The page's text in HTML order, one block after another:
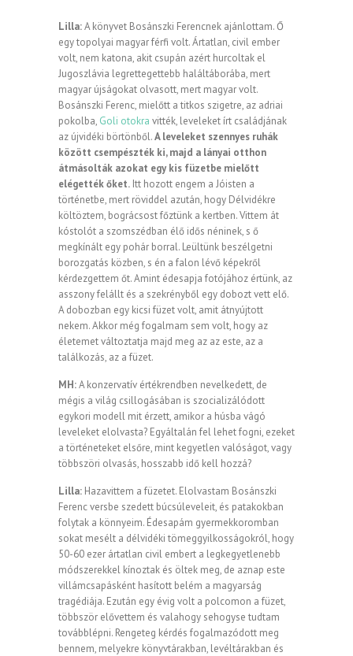
Lilla:A könyvet Bosánszki Ferencnek ajánlottam. Ő
egy topolyai magyar férfi volt. Ártatlan, civil ember
volt, nem katona, akit csupán azért hurcoltak el
Jugoszlávia legrettegettebb haláltáborába, mert
magyar újságokat olvasott, mert magyar volt.
Bosánszki Ferenc, mielőtt a titkos szigetre, az adriai
pokolba, Goli otokra vitték, leveleket írt családjának
az újvidéki börtönből.A leveleket szennyes ruhák
között csempészték ki, majd a lányai otthon
átmásolták azokat egy kis füzetbe mielőtt
elégették őket. Itt hozott engem a Jóisten a
történetbe, mert röviddel azután, hogy Délvidékre
költöztem, bográcsost főztünk a kertben. Vittem át
kóstolót a szomszédban élő idős néninek, s ő
megkínált egy pohár borral. Leültünk beszélgetni
borozgatás közben, s én a falon lévő képekről
kérdezgettem őt. Amint édesapja fotójához értünk, az
asszony felállt és a szekrényből egy dobozt vett elő.
A dobozban egy kicsi füzet volt, amit átnyújtott
nekem. Akkor még fogalmam sem volt, hogy az
életemet változtatja majd meg az az este, az a
találkozás, az a füzet.
MH:A konzervatív értékrendben nevelkedett, de
mégis a világ csillogásában is szocializálódott
egykori modell mit érzett, amikor a húsba vágó
leveleket elolvasta? Egyáltalán fel lehet fogni, ezeket
a történeteket elsőre, mint kegyetlen valóságot, vagy
többszöri olvasás, hosszabb idő kell hozzá?
Lilla: Hazavittem a füzetet. Elolvastam Bosánszki
Ferenc versbe szedett búcsúleveleit, és patakokban
folytak a könnyeim. Édesapám gyermekkoromban
sokat mesélt a délvidéki tömeggyilkosságokról, hogy
50-60 ezer ártatlan civil embert a legkegyetlenebb
módszerekkel kínoztak és öltek meg, de aznap este
villámcsapásként hasított belém a magyarság
tragédiája. Ezután egy évig volt a polcomon a füzet,
többször elővettem és valahogy sehogyse tudtam
továbblépni. Rengeteg kérdés fogalmazódott meg
bennem, melyekre könyvtárakban, levéltárakban és